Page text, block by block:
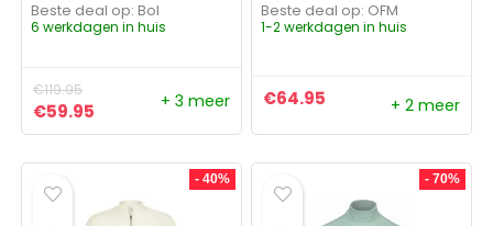
Beste deal op:
Bol
6 werkdagen in huis
€119.95
Oorspronkelijke prijs was: €119.95.
€59.95 Huidige prijs is: €59.95.
+ 3 meer
Beste deal op:
OFM
1-2 werkdagen in huis
€64.95 + 2 meer
- 40% - 70%